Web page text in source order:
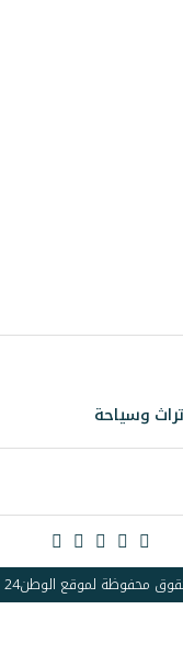
تراث وسياحة
محفوظة لموقع الوطن24 © 2025